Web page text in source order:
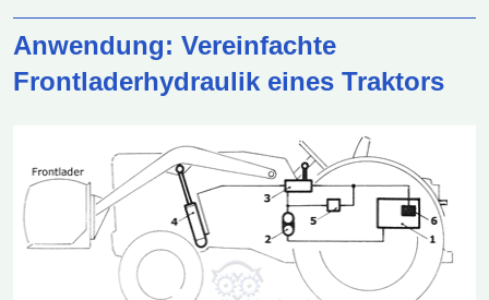
Anwendung: Vereinfachte
Frontladerhydraulik eines Traktors